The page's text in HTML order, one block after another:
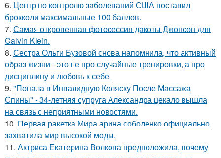
6. Центр по контролю заболеваний США поставил
брокколи максимальные 100 баллов.
7. Самая откровенная фотосессия дакоты Джонсон для
Calvin Klein.
8. Сестра Ольги Бузовой снова напомнила, что активный
образ жизни - это не про случайные тренировки, а про
дисциплину и любовь к себе.
9. "Попала в Инвалидную Коляску После Массажа
Спины" - 34-летняя супруга Александра цекало вышла
на связь с неприятными новостями.
10. Первая ракетка Мира арина соболенко официально
захватила мир высокой моды.
11. Актриса Екатерина Волкова предположила, почему